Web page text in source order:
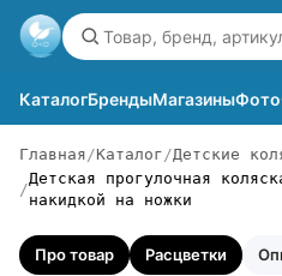
КаталогБрендыМагазиныФото
Главная Каталог Детские
Детская прогулочная
накидкой на ножки
Про товар Расцветки